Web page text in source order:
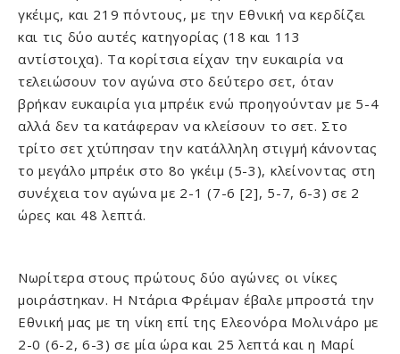
γκέιμς, και 219 πόντους, με την Εθνική να κερδίζει
και τις δύο αυτές κατηγορίας (18 και 113
αντίστοιχα). Τα κορίτσια είχαν την ευκαιρία να
τελειώσουν τον αγώνα στο δεύτερο σετ, όταν
βρήκαν ευκαιρία για μπρέικ ενώ προηγούνταν με 5-4
αλλά δεν τα κατάφεραν να κλείσουν το σετ. Στο
τρίτο σετ χτύπησαν την κατάλληλη στιγμή κάνοντας
το μεγάλο μπρέικ στο 8ο γκέιμ (5-3), κλείνοντας στη
συνέχεια τον αγώνα με 2-1 (7-6 [2], 5-7, 6-3) σε 2
ώρες και 48 λεπτά.
Νωρίτερα στους πρώτους δύο αγώνες οι νίκες
μοιράστηκαν. Η Ντάρια Φρέιμαν έβαλε μπροστά την
Εθνική μας με τη νίκη επί της Ελεονόρα Μολινάρο με
2-0 (6-2, 6-3) σε μία ώρα και 25 λεπτά και η Μαρί